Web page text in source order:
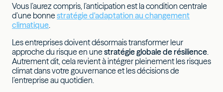
Vous l’aurez compris, l’anticipation est la condition centrale
d’une bonne stratégie d'adaptation au changement
climatique.
Les entreprises doivent désormais transformer leur
approche du risque en une stratégie globale de résilience.
Autrement dit, cela revient à intégrer pleinement les risques
climat dans votre gouvernance et les décisions de
l’entreprise au quotidien.